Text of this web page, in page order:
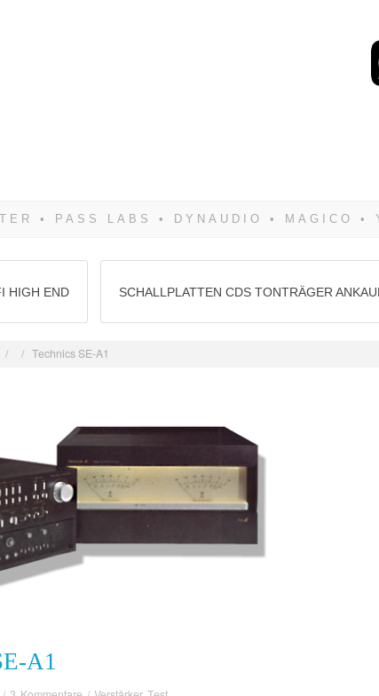
HIGH END SCHALLPLATTEN CDS TONTRÄGER
/ / Technics SE-A1
A1